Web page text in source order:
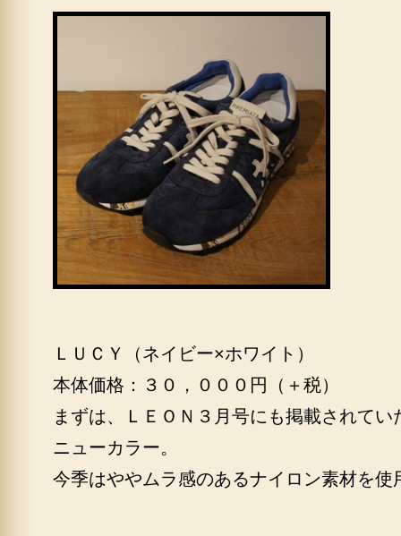
ＬＵＣＹ（ネイビー×ホワイト）
本体価格：３０，０００円（＋税）
まずは、ＬＥＯＮ３月号にも掲載されて
ニューカラー。
今季はややムラ感のあるナイロン素材を使